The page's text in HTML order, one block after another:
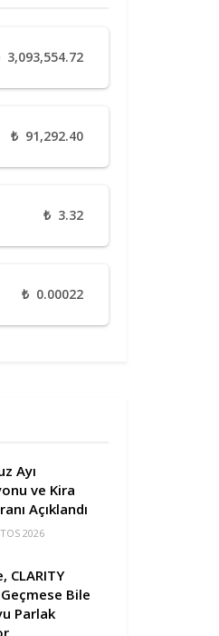
3,093,554.72
₺ 91,292.40
₺ 3.32
₺ 0.00022
Ayı
ve Kira
Açıklandı
2026
CLARITY
Geçmese Bile
Parlak